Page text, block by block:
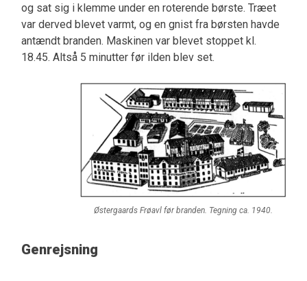
og sat sig i klemme under en roterende børste. Træet
var derved blevet varmt, og en gnist fra børsten havde
antændt branden. Maskinen var blevet stoppet kl.
18.45. Altså 5 minutter før ilden blev set.
Østergaards Frøavl før branden. Tegning ca. 1940.
Genrejsning